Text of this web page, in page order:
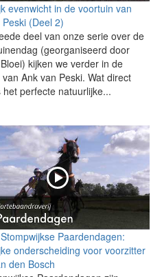
evenwicht in de voortuin van
(Deel 2)
deel van onze serie over de
(georganiseerd door
kijken we verder in de
Ank van Peski. Wat direct
het perfecte natuurlijke...
Paardendagen:
onderscheiding voor voorzitter
den Bosch